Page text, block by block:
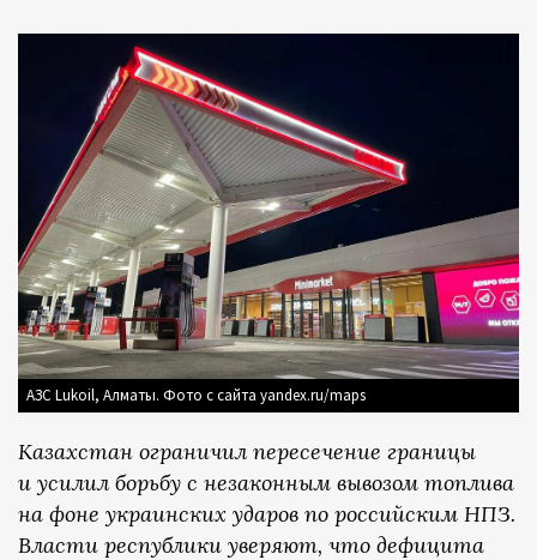
АЗС Lukoil, Алматы. Фото с сайта yandex.ru/maps
Казахстан ограничил пересечение границы
и усилил борьбу с незаконным вывозом топлива
на фоне украинских ударов по российским НПЗ.
Власти республики уверяют, что дефицита